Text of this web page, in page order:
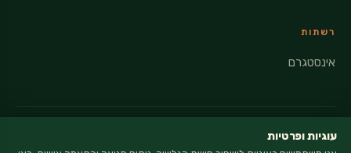
רשתות
אינסטגרם
עוגיות ופרטיות